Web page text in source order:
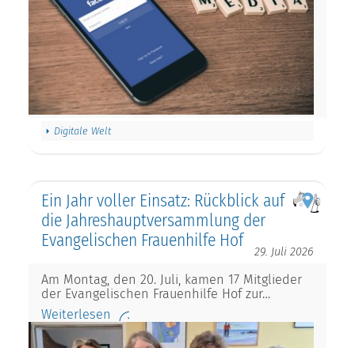
Digitale Welt
Ein Jahr voller Einsatz: Rückblick auf
die Jahreshauptversammlung der
Evangelischen Frauenhilfe Hof
29. Juli 2026
Am Montag, den 20. Juli, kamen 17 Mitglieder
der Evangelischen Frauenhilfe Hof zur…
Weiterlesen